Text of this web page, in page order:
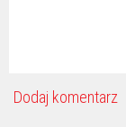
Dodaj komentarz